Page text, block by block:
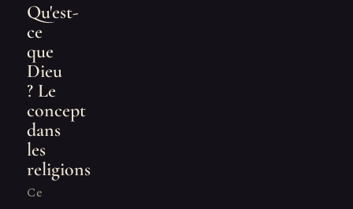
Qu'est-
ce
que
Dieu
? Le
concept
dans
les
religions
Ce